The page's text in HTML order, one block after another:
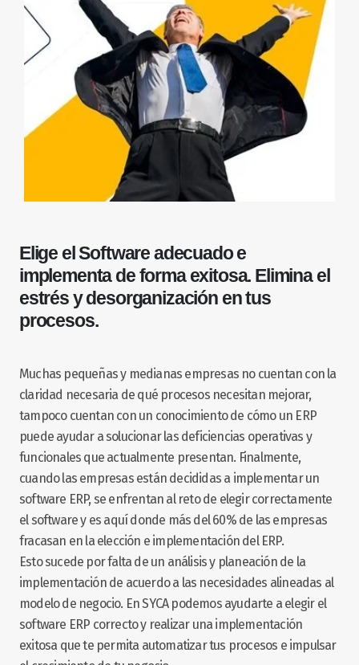
Elige el Software adecuado e
implementa de forma exitosa. Elimina el
estrés y desorganización en tus
procesos.
Muchas pequeñas y medianas empresas no cuentan con la
claridad necesaria de qué procesos necesitan mejorar,
tampoco cuentan con un conocimiento de cómo un ERP
puede ayudar a solucionar las deficiencias operativas y
funcionales que actualmente presentan. Finalmente,
cuando las empresas están decididas a implementar un
software ERP, se enfrentan al reto de elegir correctamente
el software y es aquí donde más del 60% de las empresas
fracasan en la elección e implementación del ERP.
Esto sucede por falta de un análisis y planeación de la
implementación de acuerdo a las necesidades alineadas al
modelo de negocio. En SYCA podemos ayudarte a elegir el
software ERP correcto y realizar una implementación
exitosa que te permita automatizar tus procesos e impulsar